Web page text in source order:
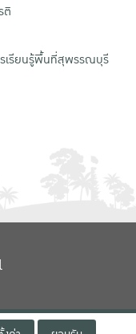
ติ
รเรียนรู้พื้นที่สุพรรณบุรี